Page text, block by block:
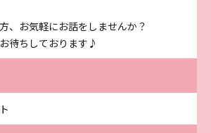
、お気軽にお話をしませんか？
待ちしております♪